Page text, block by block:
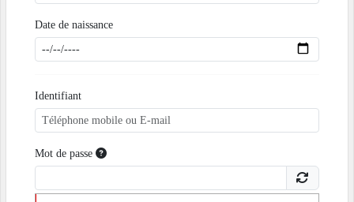
Date de naissance
Identifiant
Mot de passe